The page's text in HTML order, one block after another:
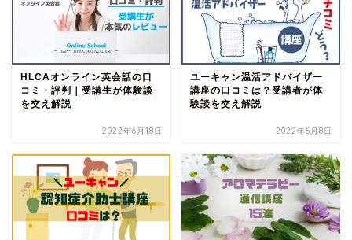
HLCAオンライン英会話の口
コミ・評判｜受講生が体験談
を交え解説
2022年6月18日
ユーキャン温活アドバイザー
講座の口コミは？受講者が体
験談を交え解説
2022年6月8日